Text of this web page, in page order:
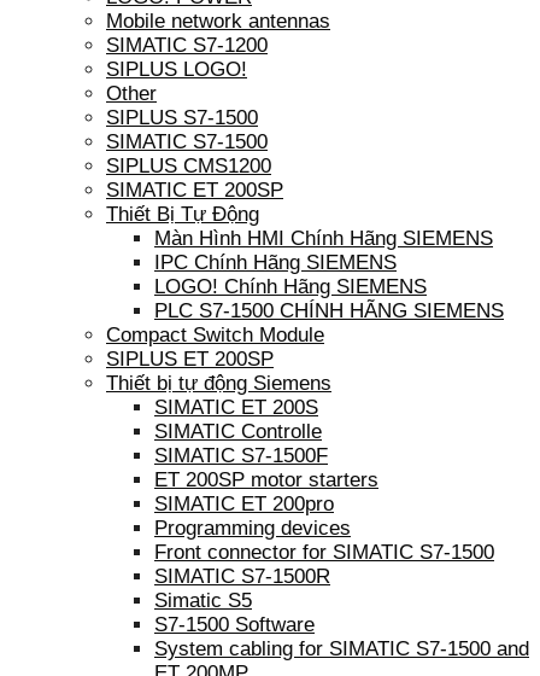
Mobile network antennas
SIMATIC S7-1200
SIPLUS LOGO!
Other
SIPLUS S7-1500
SIMATIC S7-1500
SIPLUS CMS1200
SIMATIC ET 200SP
Thiết Bị Tự Động
Màn Hình HMI Chính Hãng SIEMENS
IPC Chính Hãng SIEMENS
LOGO! Chính Hãng SIEMENS
PLC S7-1500 CHÍNH HÃNG SIEMENS
Compact Switch Module
SIPLUS ET 200SP
Thiết bị tự động Siemens
SIMATIC ET 200S
SIMATIC Controlle
SIMATIC S7-1500F
ET 200SP motor starters
SIMATIC ET 200pro
Programming devices
Front connector for SIMATIC S7-1500
SIMATIC S7-1500R
Simatic S5
S7-1500 Software
System cabling for SIMATIC S7-1500 and